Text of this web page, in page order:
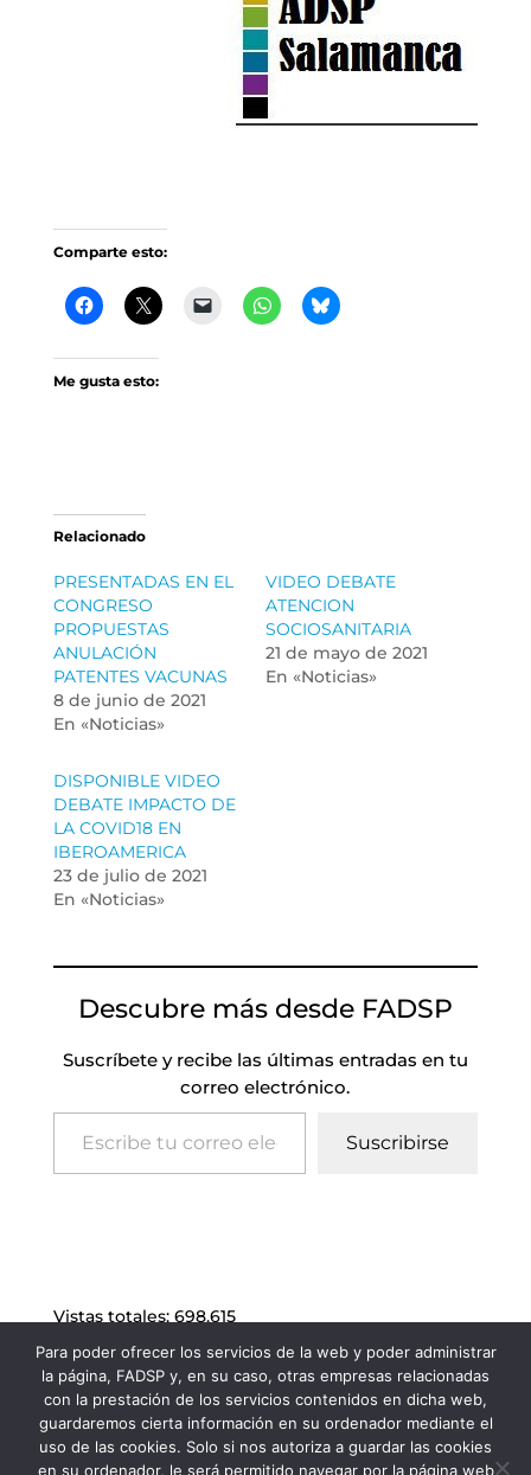
Comparte esto:
Me gusta esto:
Relacionado
PRESENTADAS EN EL
CONGRESO
PROPUESTAS
ANULACIÓN
PATENTES VACUNAS
8 de junio de 2021
En «Noticias»
VIDEO DEBATE
ATENCION
SOCIOSANITARIA
21 de mayo de 2021
En «Noticias»
DISPONIBLE VIDEO
DEBATE IMPACTO DE
LA COVID18 EN
IBEROAMERICA
23 de julio de 2021
En «Noticias»
Descubre más desde FADSP
Suscríbete y recibe las últimas entradas en tu
correo electrónico.
Escribe tu correo electrónico…
Suscribirse
Vistas totales: 698.615
Para poder ofrecer los servicios de la web y poder administrar
la página, FADSP y, en su caso, otras empresas relacionadas
con la prestación de los servicios contenidos en dicha web,
guardaremos cierta información en su ordenador mediante el
uso de las cookies. Solo si nos autoriza a guardar las cookies
en su ordenador, le será permitido navegar por la página web